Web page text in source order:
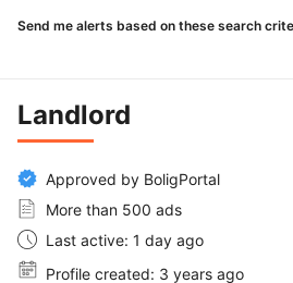
Send me alerts based on these search
Landlord
Approved by BoligPortal
More than 500 ads
Last active: 1 day ago
Profile created: 3 years ago